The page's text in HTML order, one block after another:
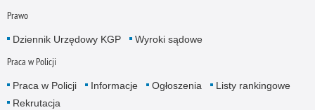
Prawo
Dziennik Urzędowy KGP Wyroki sądowe
Praca w Policji
Praca w Policji Informacje Ogłoszenia
Listy rankingowe
Rekrutacja